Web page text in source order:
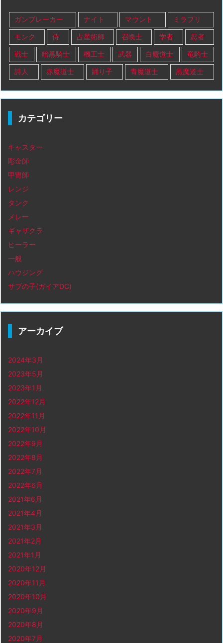
ガンブレーカー ナイト マウント ミラプリ
モンク 侍 占星術師 召喚士 学者 忍者
戦士 暗黒騎士 機工士 武器 白魔道士 竜騎士
詩人 赤魔道士 踊り子 青魔道士 黒魔道士
カテゴリー
キャスター
彫金師
甲冑師
レンジ
タンク
メレー
ギャザクラ
ヒーラー
一般
ハウジング
サブの子(ガイアDC)
アーカイブ
2024年3月
2023年5月
2023年1月
2022年12月
2022年11月
2022年10月
2022年9月
2022年8月
2022年7月
2022年6月
2021年6月
2021年4月
2021年3月
2021年2月
2021年1月
2020年12月
2020年11月
2020年10月
2020年9月
2020年8月
2020年7月